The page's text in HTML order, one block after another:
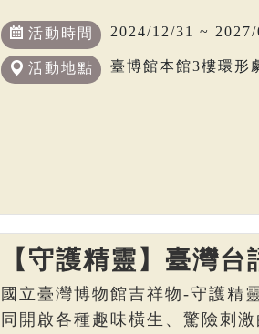
活動時間 2024/12/31 ~ 2027/
活動地點 臺博館本館3樓環形
【守護精靈】臺灣台
國立臺灣博物館吉祥物-守護精
同開啟各種趣味橫生、驚險刺